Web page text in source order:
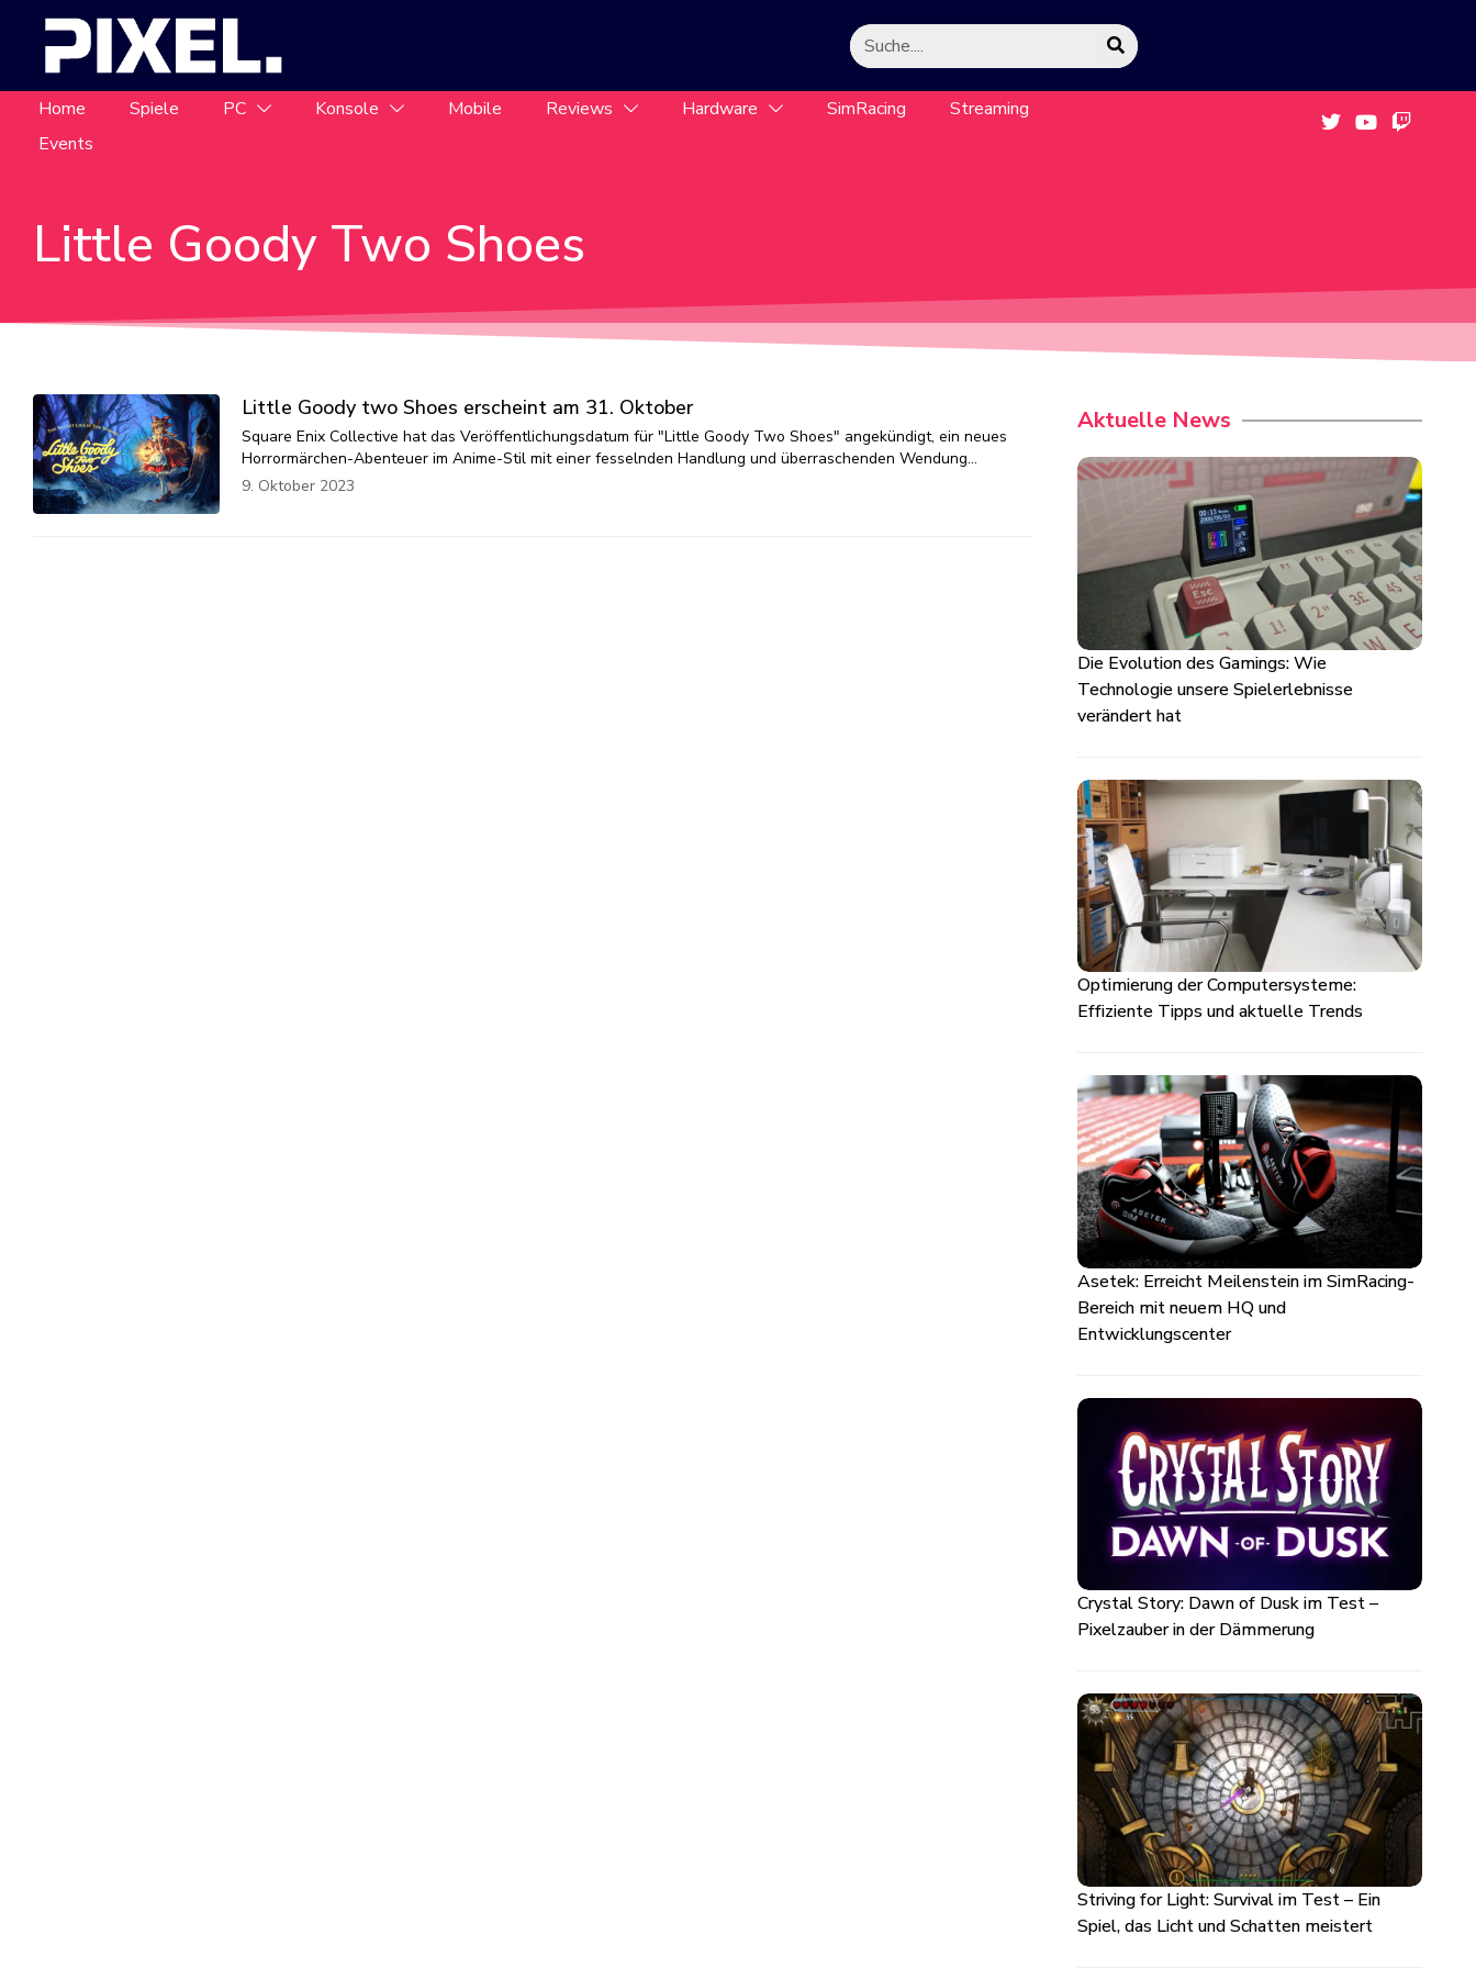
Home Spiele PC Konsole Mobile Reviews Hardware SimRacing
Streaming
Events
Little Goody Two Shoes
Little Goody two Shoes erscheint am 31. Oktober
Square Enix Collective hat das Veröffentlichungsdatum für "Little Goody Two Shoes" angekündigt, ein neues
Horrormärchen-Abenteuer im Anime-Stil mit einer fesselnden Handlung und überraschenden Wendung…
9. Oktober 2023
Aktuelle News
Die Evolution des Gamings: Wie
Technologie unsere Spielerlebnisse
verändert hat
Optimierung der Computersysteme:
Effiziente Tipps und aktuelle Trends
Asetek: Erreicht Meilenstein im SimRacing-
Bereich mit neuem HQ und
Entwicklungscenter
Crystal Story: Dawn of Dusk im Test –
Pixelzauber in der Dämmerung
Striving for Light: Survival im Test – Ein
Spiel, das Licht und Schatten meistert